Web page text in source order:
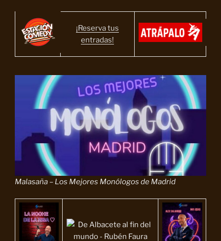
¡Reserva tus
entradas!
Malasaña – Los Mejores Monólogos de Madrid